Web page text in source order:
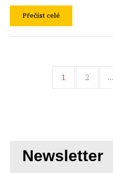
Přečíst celé
1 2 …
Newsletter